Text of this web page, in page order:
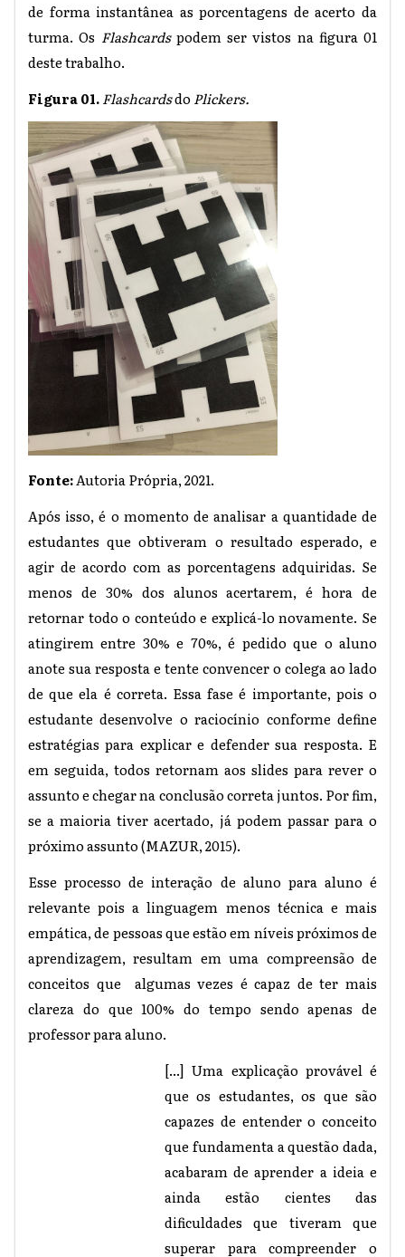
de forma instantânea as porcentagens de acerto da
turma. Os Flashcardspodem ser vistos na figura 01
deste trabalho.
Figura 01.FlashcardsdoPlickers.
Fonte:Autoria Própria, 2021.
Após isso, é o momento de analisar a quantidade de
estudantes que obtiveram o resultado esperado, e
agir de acordo com as porcentagens adquiridas. Se
menos de 30% dos alunos acertarem, é hora de
retornar todo o conteúdo e explicá-lo novamente. Se
atingirem entre 30% e 70%, é pedido que o aluno
anote sua resposta e tente convencer o colega ao lado
de que ela é correta. Essa fase é importante, pois o
estudante desenvolve o raciocínio conforme define
estratégias para explicar e defender sua resposta. E
em seguida, todos retornam aos slides para rever o
assunto e chegar na conclusão correta juntos. Por fim,
se a maioria tiver acertado, já podem passar para o
próximo assunto (MAZUR, 2015).
Esse processo de interação de aluno para aluno é
relevante pois a linguagem menos técnica e mais
empática, de pessoas que estão em níveis próximos de
aprendizagem, resultam em uma compreensão de
conceitos que algumas vezes é capaz de ter mais
clareza do que 100% do tempo sendo apenas de
professor para aluno.
[...] Uma explicação provável é
que os estudantes, os que são
capazes de entender o conceito
que fundamenta a questão dada,
acabaram de aprender a ideia e
ainda estão cientes das
dificuldades que tiveram que
superar para compreender o